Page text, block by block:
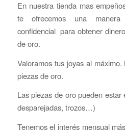
En nuestra tienda mas
te ofrecemos una
confidencial para obtener
de oro.
Valoramos tus joyas al
piezas de oro.
Las piezas de oro pueden
desparejadas, trozos…)
Tenemos el interés mensual